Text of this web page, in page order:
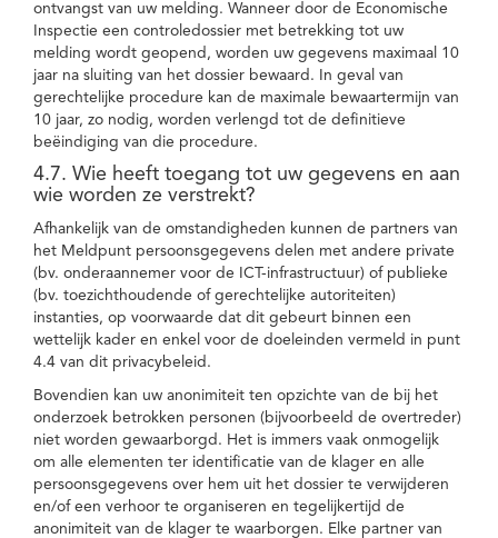
ontvangst van uw melding. Wanneer door de Economische
Inspectie een controledossier met betrekking tot uw
melding wordt geopend, worden uw gegevens maximaal 10
jaar na sluiting van het dossier bewaard. In geval van
gerechtelijke procedure kan de maximale bewaartermijn van
10 jaar, zo nodig, worden verlengd tot de definitieve
beëindiging van die procedure.
4.7. Wie heeft toegang tot uw gegevens en aan
wie worden ze verstrekt?
Afhankelijk van de omstandigheden kunnen de partners van
het Meldpunt persoonsgegevens delen met andere private
(bv. onderaannemer voor de ICT-infrastructuur) of publieke
(bv. toezichthoudende of gerechtelijke autoriteiten)
instanties, op voorwaarde dat dit gebeurt binnen een
wettelijk kader en enkel voor de doeleinden vermeld in punt
4.4 van dit privacybeleid.
Bovendien kan uw anonimiteit ten opzichte van de bij het
onderzoek betrokken personen (bijvoorbeeld de overtreder)
niet worden gewaarborgd. Het is immers vaak onmogelijk
om alle elementen ter identificatie van de klager en alle
persoonsgegevens over hem uit het dossier te verwijderen
en/of een verhoor te organiseren en tegelijkertijd de
anonimiteit van de klager te waarborgen. Elke partner van